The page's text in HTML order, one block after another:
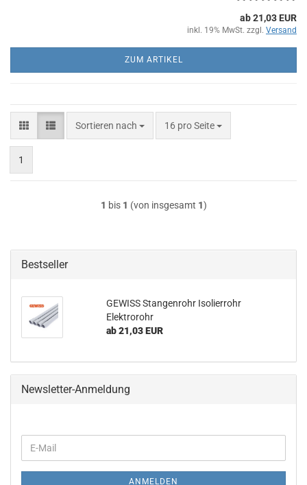
ab 21,03 EUR
inkl. 19% MwSt. zzgl. Versand
ZUM ARTIKEL
Sortieren nach
Sortieren nach 16 pro Seite
pro Seite
1
1 bis 1 (von insgesamt 1)
Bestseller
GEWISS Stangenrohr Isolierrohr
Elektrorohr
ab 21,03 EUR
Newsletter-Anmeldung
ZUR
E-
Mail
ANMELDEN